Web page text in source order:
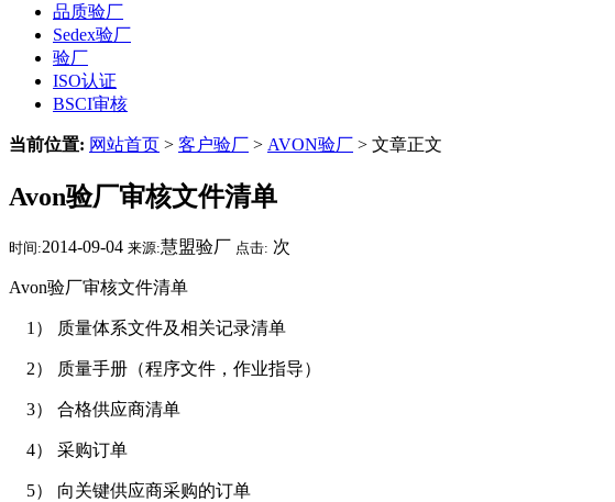
品质验厂
Sedex验厂
验厂
ISO认证
BSCI审核
当前位置: 网站首页 > 客户验厂 > AVON验厂 > 文章正文
Avon验厂审核文件清单
时间:2014-09-04 来源:慧盟验厂 点击: 次
Avon验厂审核文件清单
1） 质量体系文件及相关记录清单
2） 质量手册（程序文件，作业指导）
3） 合格供应商清单
4） 采购订单
5） 向关键供应商采购的订单